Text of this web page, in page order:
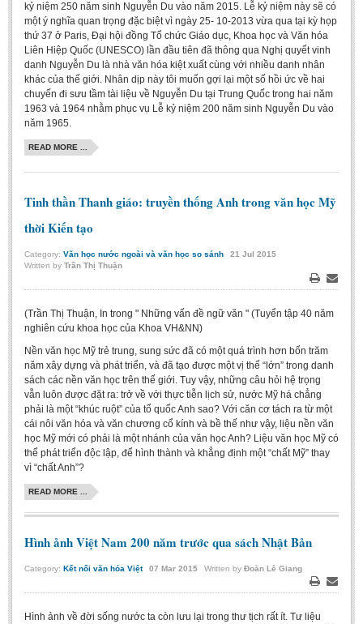
kỷ niệm 250 năm sinh Nguyễn Du vào năm 2015. Lễ kỷ niệm này sẽ có
một ý nghĩa quan trọng đặc biệt vì ngày 25- 10-2013 vừa qua tại kỳ họp
thứ 37 ở Paris, Đại hội đồng Tổ chức Giáo dục, Khoa học và Văn hóa
Liên Hiệp Quốc (UNESCO) lần đầu tiên đã thông qua Nghị quyết vinh
danh Nguyễn Du là nhà văn hóa kiệt xuất cùng với nhiều danh nhân
khác của thế giới. Nhân dịp này tôi muốn gợi lại một số hồi ức về hai
chuyến đi sưu tầm tài liệu về Nguyễn Du tại Trung Quốc trong hai năm
1963 và 1964 nhằm phục vụ Lễ kỷ niệm 200 năm sinh Nguyễn Du vào
năm 1965.
READ MORE ...
Tinh thần Thanh giáo: truyền thống Anh trong văn học Mỹ
thời Kiến tạo
Category: Văn học nước ngoài và văn học so sánh 21 Jul 2015
Written by Trần Thị Thuận
PrintEmail
(Trần Thị Thuận, In trong " Những vấn đề ngữ văn " (Tuyển tập 40 năm
nghiên cứu khoa học của Khoa VH&NN)
Nền văn học Mỹ trẻ trung, sung sức đã có một quá trình hơn bốn trăm
năm xây dựng và phát triển, và đã tạo được một vị thế “lớn” trong danh
sách các nền văn học trên thế giới. Tuy vậy, những câu hỏi hệ trọng
vẫn luôn được đặt ra: trở về với thực tiễn lịch sử, nước Mỹ há chẳng
phải là một “khúc ruột” của tổ quốc Anh sao? Với căn cơ tách ra từ một
cái nôi văn hóa và văn chương cổ kính và bề thế như vậy, liệu nền văn
học Mỹ mới có phải là một nhánh của văn học Anh? Liệu văn học Mỹ có
thể phát triển độc lập, để hình thành và khẳng định một “chất Mỹ” thay
vì “chất Anh”?
READ MORE ...
Hình ảnh Việt Nam 200 năm trước qua sách Nhật Bản
Category: Kết nối văn hóa Việt 07 Mar 2015 Written by Đoàn Lê Giang
PrintEmail
Hình ảnh về đời sống nước ta còn lưu lại trong thư tịch rất ít. Tư liệu